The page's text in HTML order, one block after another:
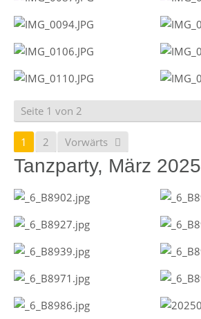
Seite 1 von 2
1 2 Vorwärts
Tanzparty, März 2025